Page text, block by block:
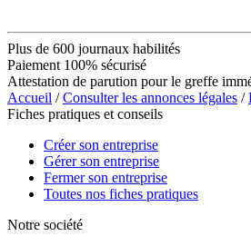
Plus de 600 journaux habilités
Paiement 100% sécurisé
Attestation de parution pour le greffe
Accueil /Consulter les annonces légales /
Fiches pratiques et conseils
Créer son entreprise
Gérer son entreprise
Fermer son entreprise
Toutes nos fiches pratiques
Notre société